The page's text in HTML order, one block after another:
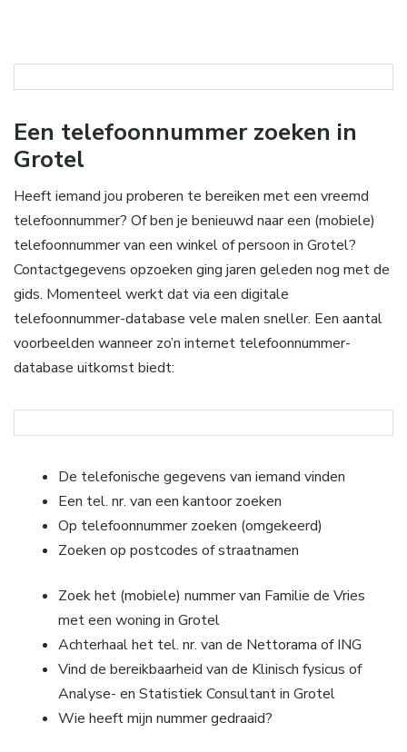
Een telefoonnummer zoeken in
Grotel
Heeft iemand jou proberen te bereiken met een vreemd
telefoonnummer? Of ben je benieuwd naar een (mobiele)
telefoonnummer van een winkel of persoon in Grotel?
Contactgegevens opzoeken ging jaren geleden nog met de
gids. Momenteel werkt dat via een digitale
telefoonnummer-database vele malen sneller. Een aantal
voorbeelden wanneer zo’n internet telefoonnummer-
database uitkomst biedt:
De telefonische gegevens van iemand vinden
Een tel. nr. van een kantoor zoeken
Op telefoonnummer zoeken (omgekeerd)
Zoeken op postcodes of straatnamen
Zoek het (mobiele) nummer van Familie de Vries
met een woning in Grotel
Achterhaal het tel. nr. van de Nettorama of ING
Vind de bereikbaarheid van de Klinisch fysicus of
Analyse- en Statistiek Consultant in Grotel
Wie heeft mijn nummer gedraaid?